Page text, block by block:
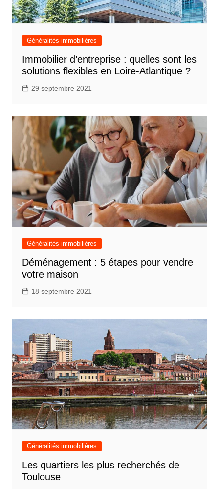
Généralités immobilières
Immobilier d’entreprise : quelles sont les
solutions flexibles en Loire-Atlantique ?
29 septembre 2021
Généralités immobilières
Déménagement : 5 étapes pour vendre
votre maison
18 septembre 2021
Généralités immobilières
Les quartiers les plus recherchés de
Toulouse